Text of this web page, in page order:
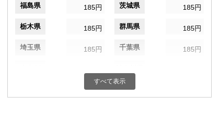
福島県 185円 茨城県 185円
栃木県 185円 群馬県 185円
埼玉県 185円 千葉県 185円
185円 富山県
すべて表示